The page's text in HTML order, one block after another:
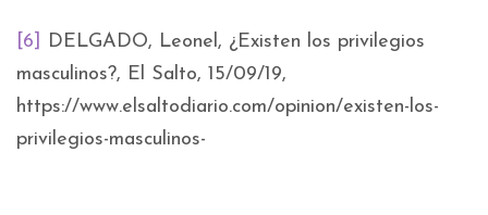
[6]
DELGADO, Leonel, ¿Existen los privilegios
masculinos?, El Salto, 15/09/19,
https://www.elsaltodiario.com/opinion/existen-los-
privilegios-masculinos-